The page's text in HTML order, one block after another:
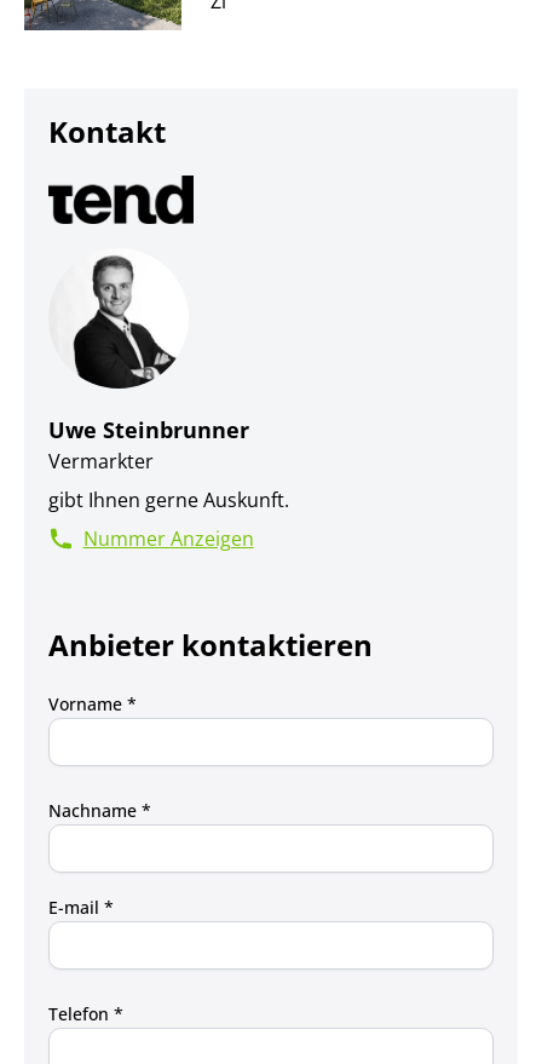
Kontakt
Uwe Steinbrunner
Vermarkter
gibt Ihnen gerne Auskunft.
Nummer Anzeigen
Anbieter kontaktieren
Vorname *
Nachname *
E-mail *
Telefon *